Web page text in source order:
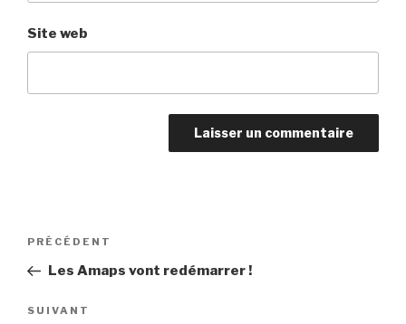
Site web
Navigation
l’article
Article
précédent
PRÉCÉDENT
Les Amaps vont redémarrer !
Article
SUIVANT